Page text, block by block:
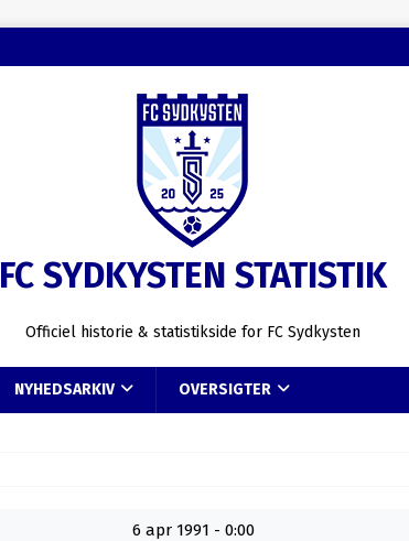
FC SYDKYSTEN STATISTIK
Officiel historie & statistikside for FC Sydkysten
NYHEDSARKIV OVERSIGTER
6 apr 1991 - 0:00